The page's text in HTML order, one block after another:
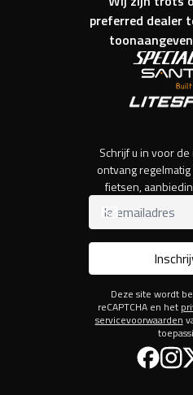
preferred dealer
Schrijf u in voor
ontvang
fietsen,
Deze site wordt
reCAPTCHA en het
servicevoorwaarden